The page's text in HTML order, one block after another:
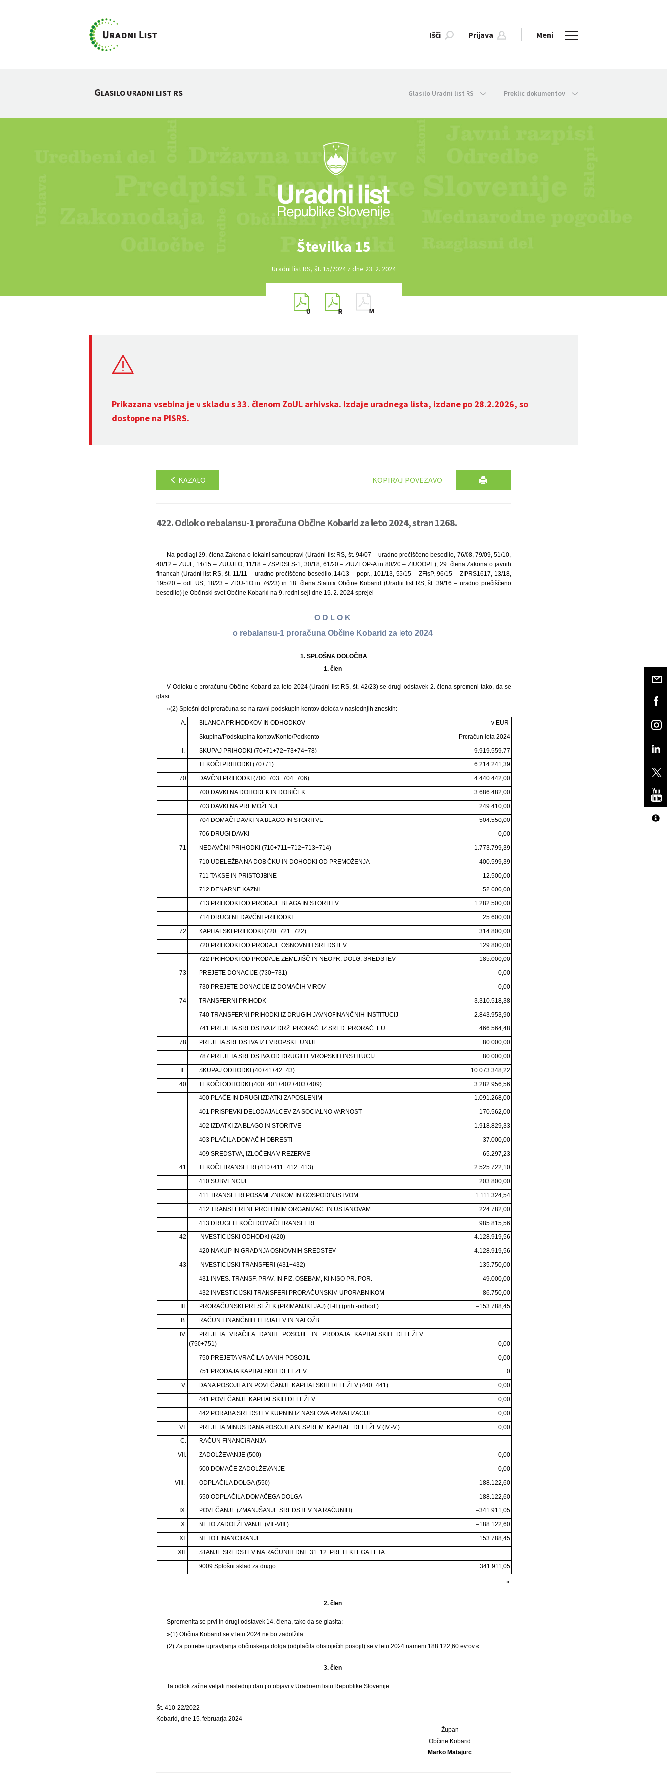
Išči Prijava Meni
GLASILO URADNI LIST RS Glasilo Uradni list RS Preklic dokumentov
Številka 15
Uradni list RS, št. 15/2024 z dne 23. 2. 2024
Prikazana vsebina je v skladu s 33. členom ZoUL arhivska. Izdaje uradnega lista, izdane po 28.2.2026, so
dostopne na PISRS.
KAZALO KOPIRAJ POVEZAVO
422. Odlok o rebalansu-1 proračuna Občine Kobarid za leto 2024, stran 1268.
Na podlagi 29. člena Zakona o lokalni samoupravi (Uradni list RS, št. 94/07 – uradno prečiščeno besedilo, 76/08, 79/09, 51/10,
40/12 – ZUJF, 14/15 – ZUUJFO, 11/18 – ZSPDSLS-1, 30/18, 61/20 – ZIUZEOP-A in 80/20 – ZIUOOPE), 29. člena Zakona o javnih
financah (Uradni list RS, št. 11/11 – uradno prečiščeno besedilo, 14/13 – popr., 101/13, 55/15 – ZFisP, 96/15 – ZIPRS1617, 13/18,
195/20 – odl. US, 18/23 – ZDU-1O in 76/23) in 18. člena Statuta Občine Kobarid (Uradni list RS, št. 39/16 – uradno prečiščeno
besedilo) je Občinski svet Občine Kobarid na 9. redni seji dne 15. 2. 2024 sprejel
O D L O K
o rebalansu-1 proračuna Občine Kobarid za leto 2024
1. SPLOŠNA DOLOČBA
1. člen
V Odloku o proračunu Občine Kobarid za leto 2024 (Uradni list RS, št. 42/23) se drugi odstavek 2. člena spremeni tako, da se
glasi:
»(2) Splošni del proračuna se na ravni podskupin kontov določa v naslednjih zneskih:
A.
BILANCA PRIHODKOV IN ODHODKOV
v EUR
Skupina/Podskupina kontov/Konto/Podkonto
Proračun leta 2024
I.
SKUPAJ PRIHODKI (70+71+72+73+74+78)
9.919.559,77
TEKOČI PRIHODKI (70+71)
6.214.241,39
70
DAVČNI PRIHODKI (700+703+704+706)
4.440.442,00
700 DAVKI NA DOHODEK IN DOBIČEK
3.686.482,00
703 DAVKI NA PREMOŽENJE
249.410,00
704 DOMAČI DAVKI NA BLAGO IN STORITVE
504.550,00
706 DRUGI DAVKI
0,00
71
NEDAVČNI PRIHODKI (710+711+712+713+714)
1.773.799,39
710 UDELEŽBA NA DOBIČKU IN DOHODKI OD PREMOŽENJA
400.599,39
711 TAKSE IN PRISTOJBINE
12.500,00
712 DENARNE KAZNI
52.600,00
713 PRIHODKI OD PRODAJE BLAGA IN STORITEV
1.282.500,00
714 DRUGI NEDAVČNI PRIHODKI
25.600,00
72
KAPITALSKI PRIHODKI (720+721+722)
314.800,00
720 PRIHODKI OD PRODAJE OSNOVNIH SREDSTEV
129.800,00
722 PRIHODKI OD PRODAJE ZEMLJIŠČ IN NEOPR. DOLG. SREDSTEV
185.000,00
73
PREJETE DONACIJE (730+731)
0,00
730 PREJETE DONACIJE IZ DOMAČIH VIROV
0,00
74
TRANSFERNI PRIHODKI
3.310.518,38
740 TRANSFERNI PRIHODKI IZ DRUGIH JAVNOFINANČNIH INSTITUCIJ
2.843.953,90
741 PREJETA SREDSTVA IZ DRŽ. PRORAČ. IZ SRED. PRORAČ. EU
466.564,48
78
PREJETA SREDSTVA IZ EVROPSKE UNIJE
80.000,00
787 PREJETA SREDSTVA OD DRUGIH EVROPSKIH INSTITUCIJ
80.000,00
II.
SKUPAJ ODHODKI (40+41+42+43)
10.073.348,22
40
TEKOČI ODHODKI (400+401+402+403+409)
3.282.956,56
400 PLAČE IN DRUGI IZDATKI ZAPOSLENIM
1.091.268,00
401 PRISPEVKI DELODAJALCEV ZA SOCIALNO VARNOST
170.562,00
402 IZDATKI ZA BLAGO IN STORITVE
1.918.829,33
403 PLAČILA DOMAČIH OBRESTI
37.000,00
409 SREDSTVA, IZLOČENA V REZERVE
65.297,23
41
TEKOČI TRANSFERI (410+411+412+413)
2.525.722,10
410 SUBVENCIJE
203.800,00
411 TRANSFERI POSAMEZNIKOM IN GOSPODINJSTVOM
1.111.324,54
412 TRANSFERI NEPROFITNIM ORGANIZAC. IN USTANOVAM
224.782,00
413 DRUGI TEKOČI DOMAČI TRANSFERI
985.815,56
42
INVESTICIJSKI ODHODKI (420)
4.128.919,56
420 NAKUP IN GRADNJA OSNOVNIH SREDSTEV
4.128.919,56
43
INVESTICIJSKI TRANSFERI (431+432)
135.750,00
431 INVES. TRANSF. PRAV. IN FIZ. OSEBAM, KI NISO PR. POR.
49.000,00
432 INVESTICIJSKI TRANSFERI PRORAČUNSKIM UPORABNIKOM
86.750,00
III.
PRORAČUNSKI PRESEŽEK (PRIMANJKLJAJ) (I.-II.) (prih.-odhod.)
–153.788,45
B.
RAČUN FINANČNIH TERJATEV IN NALOŽB
IV.
PREJETA VRAČILA DANIH POSOJIL IN PRODAJA KAPITALSKIH DELEŽEV
(750+751)
0,00
750 PREJETA VRAČILA DANIH POSOJIL
0,00
751 PRODAJA KAPITALSKIH DELEŽEV
0
V.
DANA POSOJILA IN POVEČANJE KAPITALSKIH DELEŽEV (440+441)
0,00
441 POVEČANJE KAPITALSKIH DELEŽEV
0,00
442 PORABA SREDSTEV KUPNIN IZ NASLOVA PRIVATIZACIJE
0,00
VI.
PREJETA MINUS DANA POSOJILA IN SPREM. KAPITAL. DELEŽEV (IV.-V.)
0,00
C.
RAČUN FINANCIRANJA
VII.
ZADOLŽEVANJE (500)
0,00
500 DOMAČE ZADOLŽEVANJE
0,00
VIII.
ODPLAČILA DOLGA (550)
188.122,60
550 ODPLAČILA DOMAČEGA DOLGA
188.122,60
IX.
POVEČANJE (ZMANJŠANJE SREDSTEV NA RAČUNIH)
–341.911,05
X.
NETO ZADOLŽEVANJE (VII.-VIII.)
–188.122,60
XI.
NETO FINANCIRANJE
153.788,45
XII.
STANJE SREDSTEV NA RAČUNIH DNE 31. 12. PRETEKLEGA LETA
9009 Splošni sklad za drugo
341.911,05
«
2. člen
Spremenita se prvi in drugi odstavek 14. člena, tako da se glasita:
»(1) Občina Kobarid se v letu 2024 ne bo zadolžila.
(2) Za potrebe upravljanja občinskega dolga (odplačila obstoječih posojil) se v letu 2024 nameni 188.122,60 evrov.«
3. člen
Ta odlok začne veljati naslednji dan po objavi v Uradnem listu Republike Slovenije.
Št. 410-22/2022
Kobarid, dne 15. februarja 2024
Župan
Občine Kobarid
Marko Matajurc